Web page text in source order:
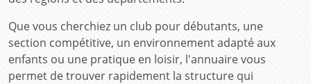
Que vous cherchiez un club pour débutants, une
section compétitive, un environnement adapté aux
enfants ou une pratique en loisir, l'annuaire vous
permet de trouver rapidement la structure qui